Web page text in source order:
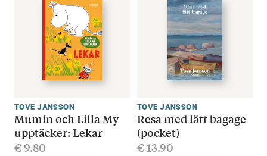
TOVE JANSSON
Mumin och Lilla My
upptäcker: Lekar
€9.80
TOVE JANSSON
Resa med lätt bagage
(pocket)
€13.90